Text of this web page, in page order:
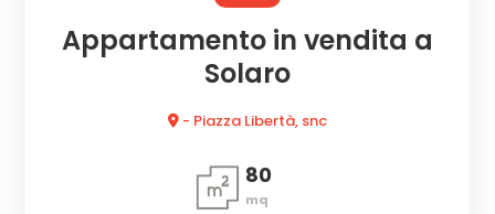
Appartamento in vendita a
Solaro
- Piazza Libertà, snc
80
mq